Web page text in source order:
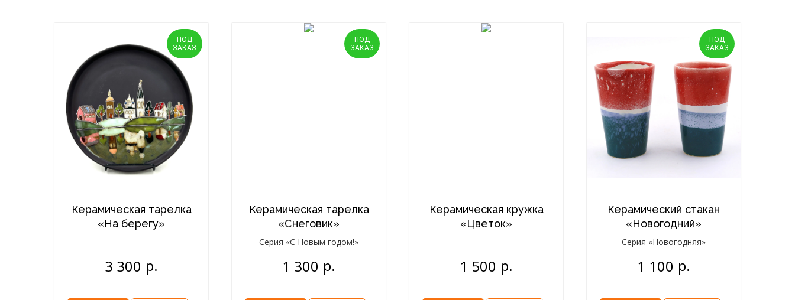
ПОД
ЗАКАЗ
Керамическая тарелка
«На берегу»
3 300 р.
ПОД
ЗАКАЗ
Керамическая тарелка
«Снеговик»
Серия «С Новым годом!»
1 300 р.
Керамическая кружка
«Цветок»
1 500 р.
ПОД
ЗАКАЗ
Керамический стакан
«Новогодний»
Серия «Новогодняя»
1 100 р.